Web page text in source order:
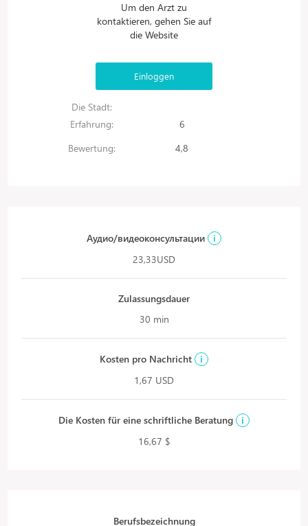
Um den Arzt zu
kontaktieren, gehen Sie auf
die Website
Einloggen
Die Stadt:
Erfahrung:
6
Bewertung:
4,8
Аудио/видеоконсультации
i
23,33USD
Zulassungsdauer
30 min
Kosten pro Nachricht
i
1,67 USD
Die Kosten für eine schriftliche Beratung
i
16,67 $
Berufsbezeichnung